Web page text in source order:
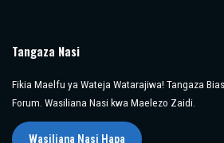
Tangaza Nasi
Fikia Maelfu ya Wateja Watarajiwa! Tangaza
Forum. Wasiliana Nasi kwa Maelezo Zaidi.
Wasiliana Nasi Hapa